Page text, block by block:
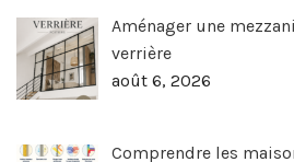
Aménager une
verrière
août 6, 2026
Comprendre les